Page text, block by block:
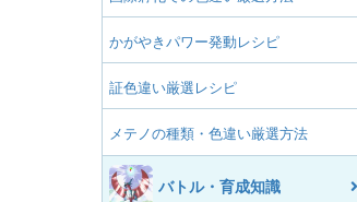
かがやきパワー発動レシピ
証色違い厳選レシピ
メテノの種類・色違い厳選方法
バトル・育成知識